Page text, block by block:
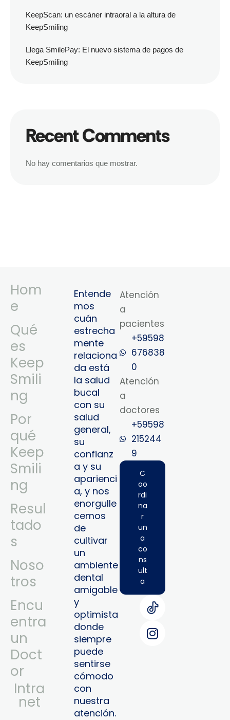
KeepScan: un escáner intraoral a la altura de
KeepSmiling
Llega SmilePay: El nuevo sistema de pagos de
KeepSmiling
Recent Comments
No hay comentarios que mostrar.
Hom
e
Qué
es
Keep
Smili
ng
Por
qué
Keep
Smili
ng
Resul
tado
s
Noso
tros
Encu
entra
un
Doct
or
Intra
Net
Entende
mos
cuán
estrecha
mente
relaciona
da está
la salud
bucal
con su
salud
general,
su
confianz
a y su
aparienci
a, y nos
enorgulle
cemos
de
cultivar
un
ambiente
dental
amigable
y
optimista
donde
siempre
puede
sentirse
cómodo
con
nuestra
atención.
Atención
a
pacientes
+59598
676838
0
Atención
a
doctores
+59598
215244
9‬
C
oo
rdi
na
r
un
a
co
ns
ult
a